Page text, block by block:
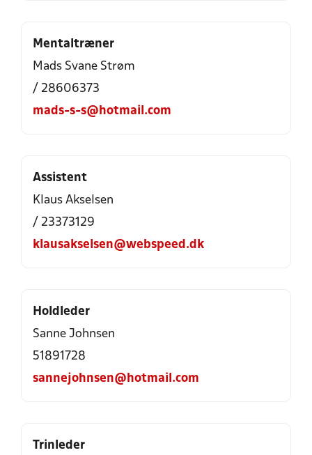
Mentaltræner
Mads Svane Strøm
/ 28606373
mads-s-s@hotmail.com
Assistent
Klaus Akselsen
/ 23373129
klausakselsen@webspeed.dk
Holdleder
Sanne Johnsen
51891728
sannejohnsen@hotmail.com
Trinleder